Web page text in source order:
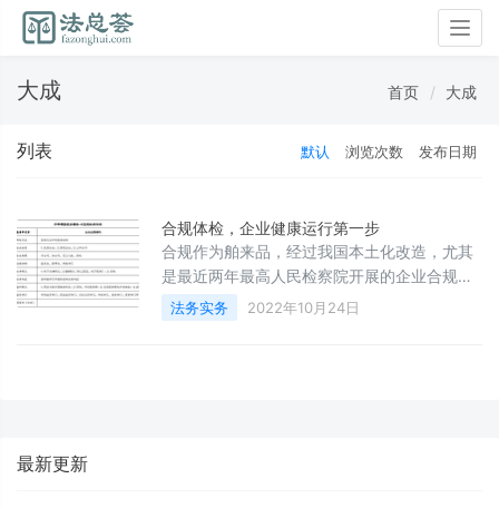
大成 首页 大成
列表 默认 浏览次数 发布日期
合规体检，企业健康运行第一步
合规作为舶来品，经过我国本土化改造，尤其
是最近两年最高人民检察院开展的企业合规改
革试点工作，使得作为企业治理方式的合规正
式与刑事法律建立起联系，并转化成为刑事诉
法务实务 2022年10月24日
最新更新